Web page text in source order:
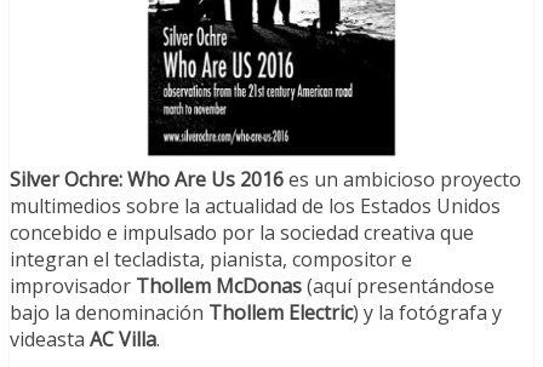
Silver Ochre: Who Are Us 2016es un ambicioso proyecto
multimedios sobre la actualidad de los Estados Unidos
concebido e impulsado por la sociedad creativa que
integran el tecladista, pianista, compositor e
improvisador Thollem McDonas(aquí presentándose
bajo la denominación Thollem Electric) y la fotógrafa y
videasta AC Villa.